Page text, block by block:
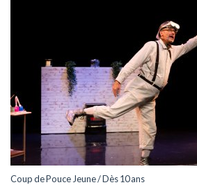
Coup de Pouce Jeune / Dès 10 ans